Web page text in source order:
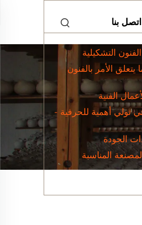
اتصل بنا
التشكيلية
يتعلق الأمر بالفنون
الفنية
تولي أهمية للحرفية -
الجودة
المناسبة